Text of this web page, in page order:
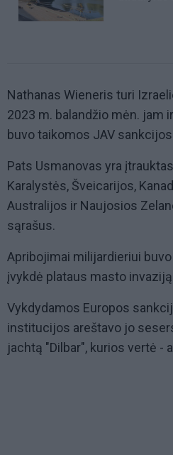
Nathanas Wieneris turi
2023 m. balandžio mėn. jam
buvo taikomos JAV
Pats Usmanovas yra
Karalystės, Šveicarijos,
Australijos ir Naujosios
sąrašus.
Apribojimai milijardieriui
įvykdė plataus masto invaziją
Vykdydamos Europos
institucijos areštavo jo
jachtą "Dilbar", kurios vertė -